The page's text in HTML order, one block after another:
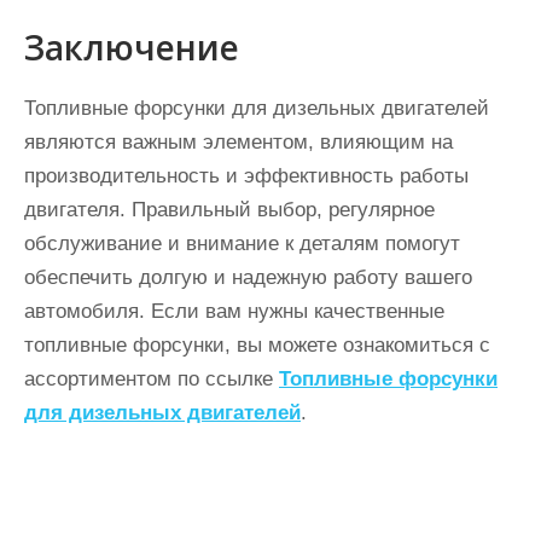
Заключение
Топливные форсунки для дизельных двигателей
являются важным элементом, влияющим на
производительность и эффективность работы
двигателя. Правильный выбор, регулярное
обслуживание и внимание к деталям помогут
обеспечить долгую и надежную работу вашего
автомобиля. Если вам нужны качественные
топливные форсунки, вы можете ознакомиться с
ассортиментом по ссылке Топливные форсунки
для дизельных двигателей.